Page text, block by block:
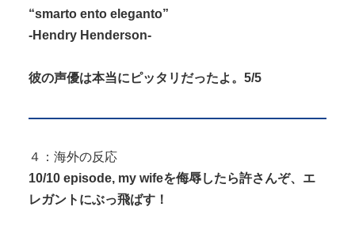
“smarto ento eleganto”
-Hendry Henderson-
彼の声優は本当にピッタリだったよ。5/5
４：海外の反応
10/10 episode, my wifeを侮辱したら許さんぞ、エ
レガントにぶっ飛ばす！